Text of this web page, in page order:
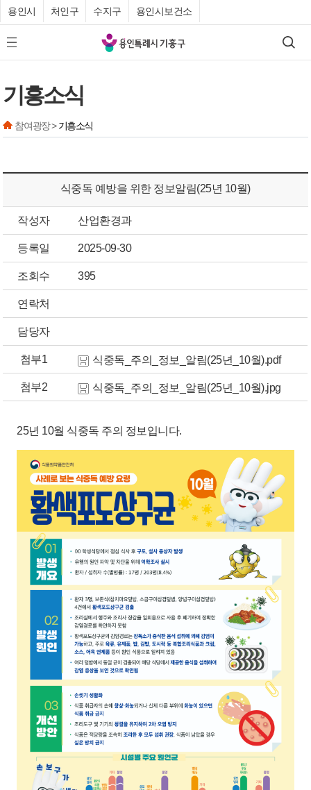
용인시 처인구 수지구 용인시보건소
모바일 메뉴 버튼
기
흥
검색
기흥소식
참여광장 >기흥소식
식중독 예방을 위한 정보알림(25년 10월)
작성자 산업환경과
등록일 2025-09-30
조회수 395
연락처
담당자
첨부1 식중독_주의_정보_알림(25년_10월).pdf
첨부2 식중독_주의_정보_알림(25년_10월).jpg
25년 10월 식중독 주의 정보입니다.